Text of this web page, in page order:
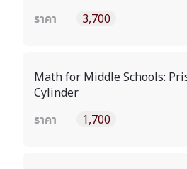
ราคา
3,700
Math for Middle Schools:
Cylinder
ราคา
1,700